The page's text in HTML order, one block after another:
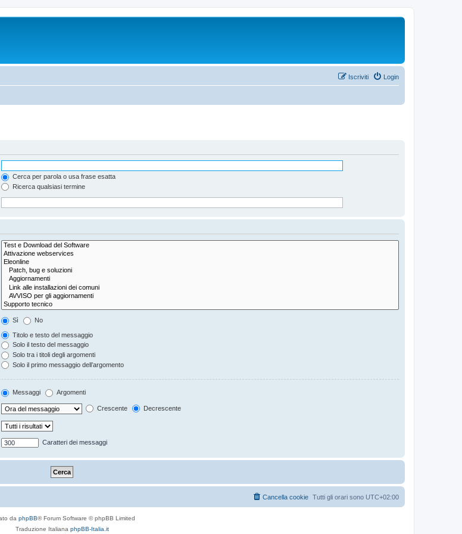
Login
Iscriviti
Cerca per parola o usa frase esatta
Ricerca qualsiasi termine
Sì No
Titolo e testo del messaggio
Solo il testo del messaggio
Solo tra i titoli degli argomenti
Solo il primo messaggio dell’argomento
Messaggi Argomenti
Crescente Decrescente
Caratteri dei messaggi
Tutti gli orari sono UTC+02:00
Cancella cookie
da phpBB® Forum Software © phpBB Limited
Traduzione Italiana phpBB-Italia.it